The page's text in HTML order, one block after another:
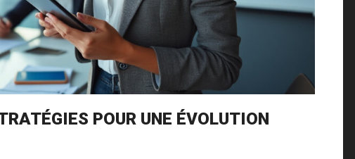
POUR UNE ÉVOLUTION